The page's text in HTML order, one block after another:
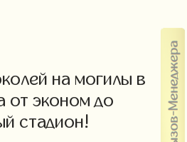
на могилы в
от эконом до
стадион!